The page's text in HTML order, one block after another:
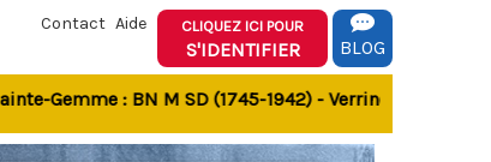
Contact Aide CLIQUEZ ICI POUR
S'IDENTIFIER BLOG
Gemme : BN M SD (1745-1942) - Verrines-sous-Celles